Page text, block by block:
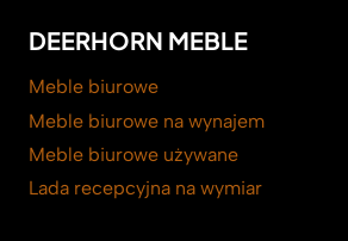
DEERHORN MEBLE
Meble biurowe
Meble biurowe na wynajem
Meble biurowe używane
Lada recepcyjna na wymiar